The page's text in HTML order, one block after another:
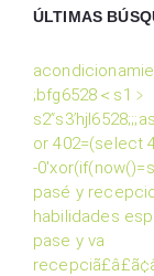
ÚLTIMAS
;bfg6528＜s1﹥
or 402=(select
-
pasé y
habilidades
pase y va